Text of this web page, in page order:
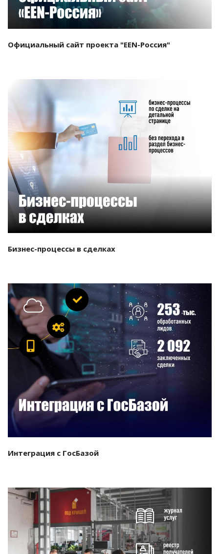
Официальный сайт проекта "EEN-Россия"
Бизнес-процессы в сделках
Смотреть проект
Интеграция с ГосБазой